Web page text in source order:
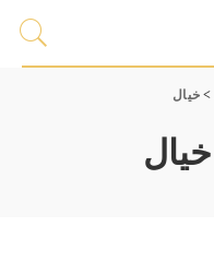
> خیال
خیال